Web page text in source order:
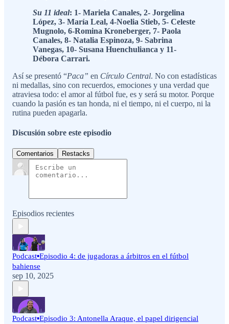
Su 11 ideal: 1- Mariela Canales, 2- Jorgelina
López, 3- María Leal, 4-Noelia Stieb, 5- Celeste
Mugnolo, 6-Romina Kroneberger, 7- Paola
Canales, 8- Natalia Espinoza, 9- Sabrina
Vanegas, 10- Susana Huenchulianca y 11-
Débora Carrari.
Así se presentó “Paca” en Círculo Central. No con estadísticas
ni medallas, sino con recuerdos, emociones y una verdad que
atraviesa todo: el amor al fútbol fue, es y será su motor. Porque
cuando la pasión es tan honda, ni el tiempo, ni el cuerpo, ni la
rutina pueden apagarla.
Discusión sobre este episodio
Comentarios Restacks
Episodios recientes
Podcast▪️Episodio 4: de jugadoras a árbitros en el fútbol
bahiense
sep 10, 2025
Podcast▪️Episodio 3: Antonella Araque, el papel dirigencial